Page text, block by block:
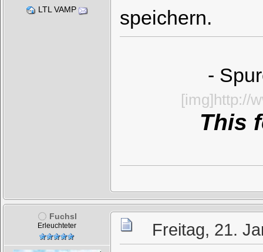
LTL VAMP
speichern.
-
[img]http://
This
Fuchsl
Erleuchteter Freitag, 21.